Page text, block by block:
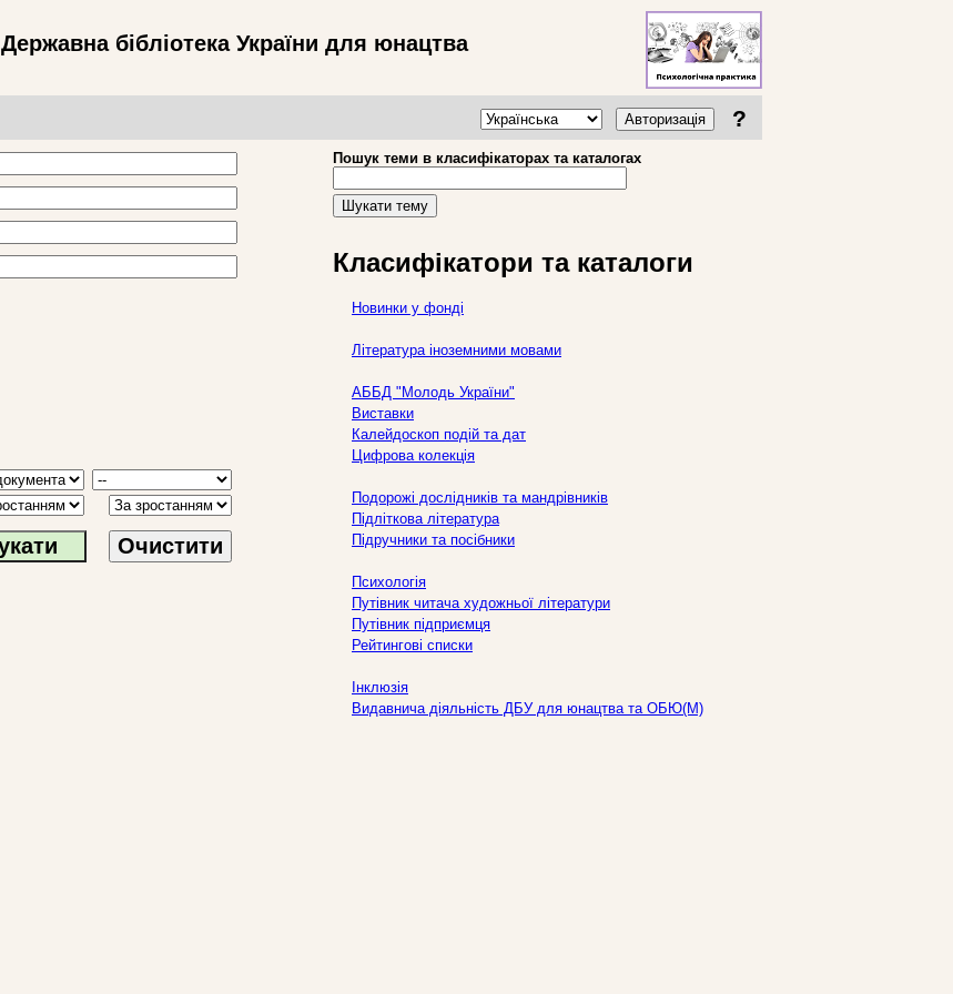
Державна бібліотека України для юнацтва
Авторизація ?
Очистити
Пошук теми в класифікаторах та каталогах
Шукати тему
Класифікатори та каталоги
Новинки у фонді
Література іноземними мовами
АББД "Молодь України"
Виставки
Калейдоскоп подій та дат
Цифрова колекція
Подорожі дослідників та мандрівників
Підліткова література
Підручники та посібники
Психологія
Путівник читача художньої літератури
Путівник підприємця
Рейтингові списки
Інклюзія
Видавнича діяльність ДБУ для юнацтва та ОБЮ(М)